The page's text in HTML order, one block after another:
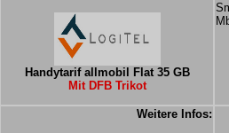
Handytarif allmobil Flat 35 GB
Mit DFB Trikot
Weitere Infos: